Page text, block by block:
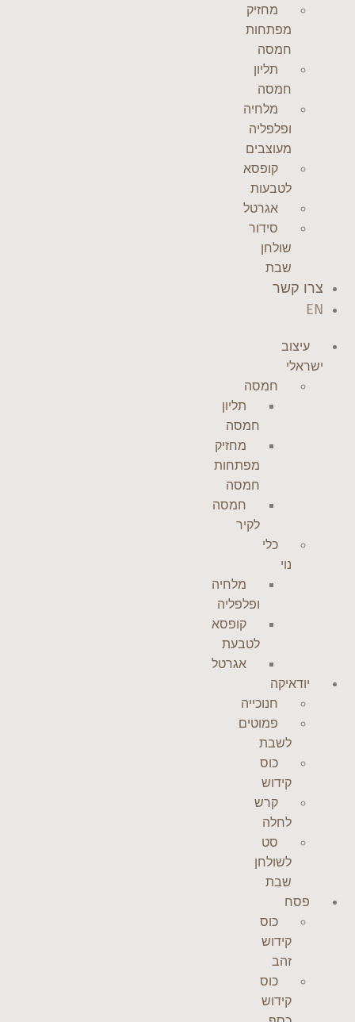
מחזיק
מפתחות
חמסה
תליון
חמסה
מלחיה
ופלפליה
מעוצבים
קופסא
לטבעות
אגרטל
סידור
שולחן
שבת
צרו קשר
EN
עיצוב
ישראלי
חמסה
תליון
חמסה
מחזיק
מפתחות
חמסה
חמסה
לקיר
כלי
נוי
מלחיה
ופלפליה
קופסא
לטבעת
אגרטל
יודאיקה
חנוכייה
פמוטים
לשבת
כוס
קידוש
קרש
לחלה
סט
לשולחן
שבת
פסח
כוס
קידוש
זהב
כוס
קידוש